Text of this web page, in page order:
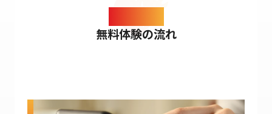
FLOW
無料体験の流れ